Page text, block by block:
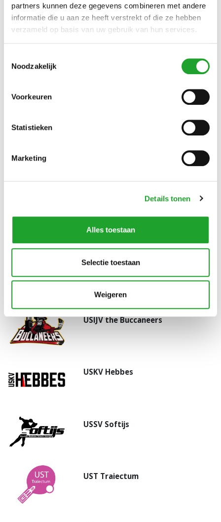
partners kunnen deze gegevens combineren met andere
informatie die u aan ze heeft verstrekt of die ze hebben
verzameld op basis van uw gebruik van hun services.
Noodzakelijk
Voorkeuren
Statistieken
Marketing
Details tonen
Alles toestaan
Selectie toestaan
Weigeren
U.S.R.S.
USBF
USFV Jungle-Speed
USIJV the Buccaneers
USKV Hebbes
USSV Softijs
UST Traiectum